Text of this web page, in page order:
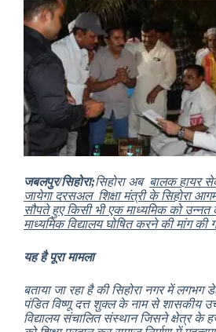
जबलपुर/सिहोरा;सिहोरा अब बालक हायर
जायेगा दरसअल शिक्षा मंत्री के सिहोरा
सौपते हुएकिसी भी एक माध्यमिक को
माध्यमिक विद्यालय घोषित करने की मांग की
यह है पूरा मामला
बताया जा रहा है की सिहोरा नगर में लगभग
पंडित विष्णू दत्त शुक्ल के नाम से शासकीय
वि‌द्यालय संचालित संस्थान जिसने क्षेत्र के